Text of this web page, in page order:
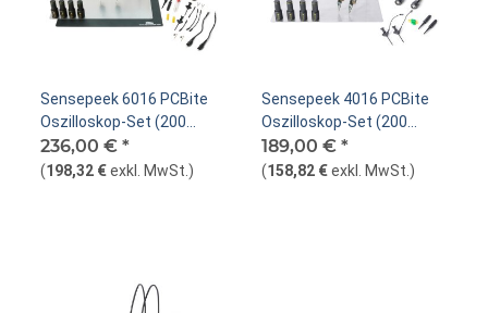
Sensepeek 6016 PCBite
Oszilloskop-Set (200
MHz), 2x SQ200
236,00 € *
(198,32 €exkl. MwSt. )
Sensepeek 4016 PCBite
Oszilloskop-Set (200
MHz), 2x SP200
189,00 € *
(158,82 €exkl. MwSt. )